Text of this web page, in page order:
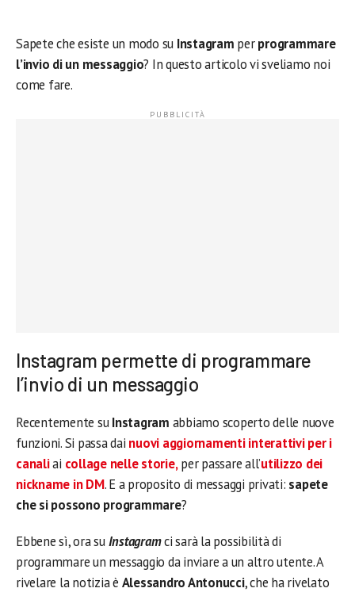
Sapete che esiste un modo su Instagram perprogrammare
l’invio di un messaggio? In questo articolo vi sveliamo noi
come fare.
Instagram permette di programmare
l’invio di un messaggio
Recentemente suInstagram abbiamo scoperto delle nuove
funzioni. Si passa dai nuovi aggiornamenti interattivi per i
canaliai collage nelle storie,per passare all’utilizzo dei
nickname in DM. E a proposito di messaggi privati: sapete
che si possono programmare?
Ebbene sì, ora suInstagramci sarà la possibilità di
programmare un messaggio da inviare a un altro utente. A
rivelare la notizia è Alessandro Antonucci, che ha rivelato